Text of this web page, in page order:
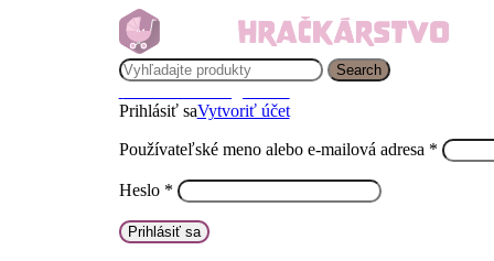
Search
Prihlásiť saVytvoriť účet
Používateľské meno alebo e-mailová adresa *
Heslo *
Prihlásiť sa